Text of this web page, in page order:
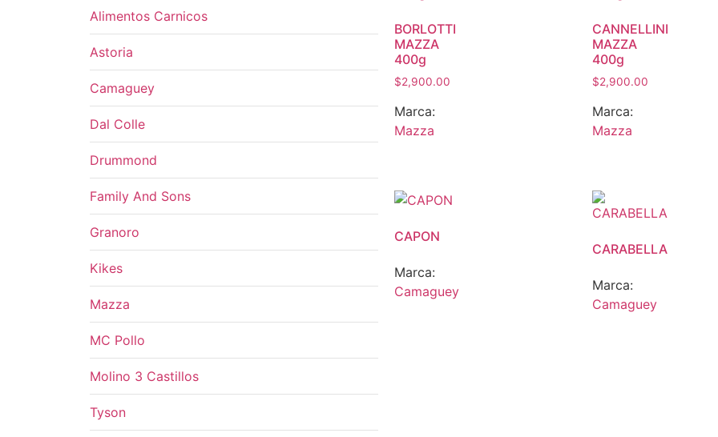
Alimentos Carnicos
Astoria
Camaguey
Dal Colle
Drummond
Family And Sons
Granoro
Kikes
Mazza
MC Pollo
Molino 3 Castillos
Tyson
BORLOTTI
MAZZA
400g
$2,900.00
Marca:
Mazza
CANNELLINI
MAZZA
400g
$2,900.00
Marca:
Mazza
CAPON
Marca:
Camaguey
CARABELLA
Marca:
Camaguey